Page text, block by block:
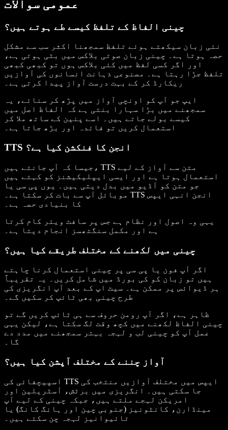
عمومی سوالات
چینی الفاظ کے تلفظ کیسے طے ہوتے ہیں؟
نئی زبان سیکھتے ہوئے تلفظ سمجھنا اکثر سب سے مشکل
حصہ ہوتا ہے۔ چینی زبان صوتی بلاکس میں بٹی ہوتی ہے،
اور اگر کسی لفظ میں کئی بلاکس ہوں تو کبھی کبھی
تلفظ جڑا رہتا ہے۔ مصنوعی ذہانت انسانوں کی آوازیں
ریکارڈ کر کے بہت درست آواز پیدا کرتی ہے۔
ایپ جو آپ کو اونچی آواز میں پڑھ کر سنائے، یہ
سمجھنے میں بڑا سہارا بنتی ہے کہ الفاظ اصل میں
کیسے بولے جاتے ہیں۔ اسے پنین کے ساتھ ملا کر
استعمال کریں تو فائدہ اور بڑھ جاتا ہے۔
TTS انجن کا فنکشن کیا ہے؟
جیسا کہ آپ جانتے ہیں، TTS متن سے آواز کے لیے
استعمال ہوتا ہے اور ایسی ایپلیکیشنز کو کہتے ہیں
جو متن کو آڈیو میں بدل دیتی ہیں۔ یوں پی سی یا
موبائل آپ سے بات کر سکتا ہے۔ TTS انجن انہی ایپس
یہی وہ اصول اور نظام ہے جس پر سافٹ ویئر کام کرتا
ہے اور مکمل سنگتھسز انجام دیتا ہے۔
چینی میں لکھنے کے مختلف طریقے کیا ہیں؟
اگر آپ فون یا پی سی پر چینی استعمال کرنا چاہتے
ہیں تو زبان کو کی بورڈ میں شامل کریں۔ یہ تقریباً
ہر ڈیوائس پر ممکن ہے۔ سیٹ اپ کے بعد آپ انگریزی کی
ظاہر ہے، اگر آپ رومن حروف سے ہی ٹائپ کریں گے تو
چینی الفاظ لکھنے میں کچھ وقت لگ سکتا ہے، لیکن یہی
عمل آپ کو چینی لب و لہجہ بہتر سمجھنے میں مدد دے
گا۔
آواز چننے کے مختلف آپشن کیا ہیں؟
اسپیچفائی کی TTS ایپس میں مختلف آوازیں منتخب کی
جا سکتی ہیں۔ انگریزی میں برٹش، آسٹریلین اور
امریکن لہجے ملتے ہیں، جبکہ چینی کے لیے آپ
مینڈارن، کانٹونیز (جنوبی چین اور ہانگ کانگ) یا
تائیوانیز لہجہ چن سکتے ہیں۔